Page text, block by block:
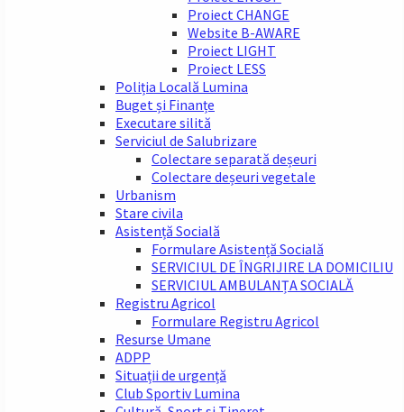
Proiect CHANGE
Website B-AWARE
Proiect LIGHT
Proiect LESS
Poliția Locală Lumina
Buget și Finanțe
Executare silită
Serviciul de Salubrizare
Colectare separată deșeuri
Colectare deșeuri vegetale
Urbanism
Stare civila
Asistență Socială
Formulare Asistență Socială
SERVICIUL DE ÎNGRIJIRE LA DOMICILIU
SERVICIUL AMBULANȚA SOCIALĂ
Registru Agricol
Formulare Registru Agricol
Resurse Umane
ADPP
Situații de urgență
Club Sportiv Lumina